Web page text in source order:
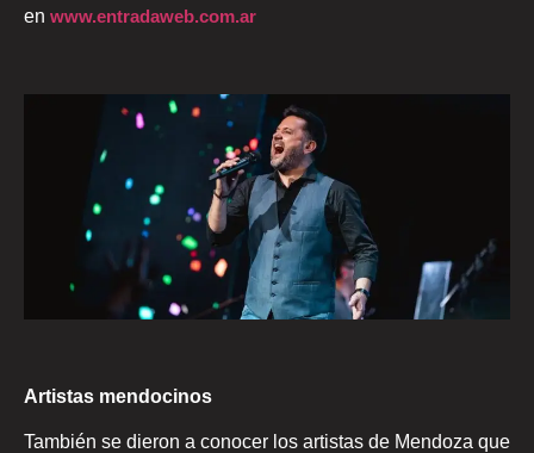
en www.entradaweb.com.ar
Artistas mendocinos
También se dieron a conocer los artistas de Mendoza que